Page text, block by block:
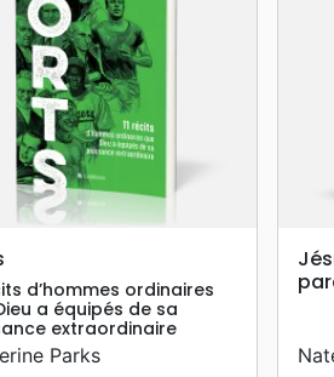
search
d’hommes ordinaires
a équipés de sa
extraordinaire
Parks